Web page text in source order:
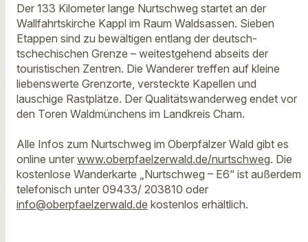
Der 133 Kilometer lange Nurtschweg startet an der
Wallfahrtskirche Kappl im Raum Waldsassen. Sieben
Etappen sind zu bewältigen entlang der deutsch-
tschechischen Grenze – weitestgehend abseits der
touristischen Zentren. Die Wanderer treffen auf kleine
liebenswerte Grenzorte, versteckte Kapellen und
lauschige Rastplätze. Der Qualitätswanderweg endet vor
den Toren Waldmünchens im Landkreis Cham.
Alle Infos zum Nurtschweg im Oberpfälzer Wald gibt es
online unter www.oberpfaelzerwald.de/nurtschweg. Die
kostenlose Wanderkarte „Nurtschweg – E6“ ist außerdem
telefonisch unter 09433/ 203810 oder
info@oberpfaelzerwald.de kostenlos erhältlich.